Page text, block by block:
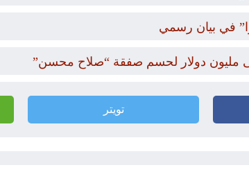
في بيان رسمي
مليون دولار لحسم صفقة “صلاح محسن”
تويتر